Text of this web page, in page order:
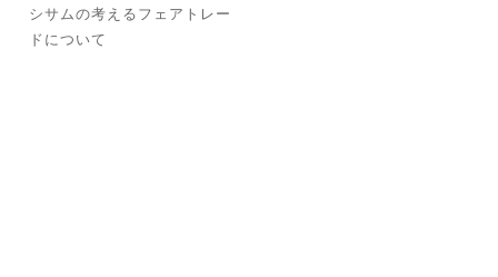
シサムの考えるフェアトレー
ドについて